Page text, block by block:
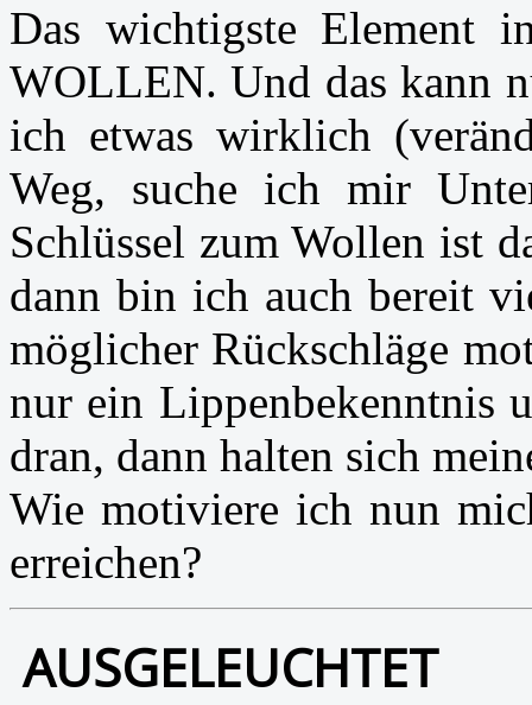
Das wichtigste Element
WOLLEN. Und das kann
ich etwas wirklich
Weg, suche ich mir
Schlüssel zum Wollen ist
dann bin ich auch bereit
möglicher Rückschläge
nur ein Lippenbekenntnis
dran, dann halten sich
Wie motiviere ich nun
erreichen?
AUSGELEUCHTET